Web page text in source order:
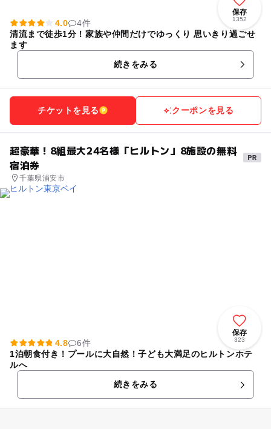
保存
1352
4.0
4件
清流まで徒歩1分！家族や仲間だけでゆっくり 思いきり過ごせ
ます
続きをみる
チケットを見る クーポンを見る
超豪華！8組最大24名様「ヒルトン」8施設の無料
宿泊券
千葉県浦安市
保存
323
4.8
6件
1泊朝食付き！プールに大自然！子ども大満足のヒルトンホテ
ルへ
続きをみる